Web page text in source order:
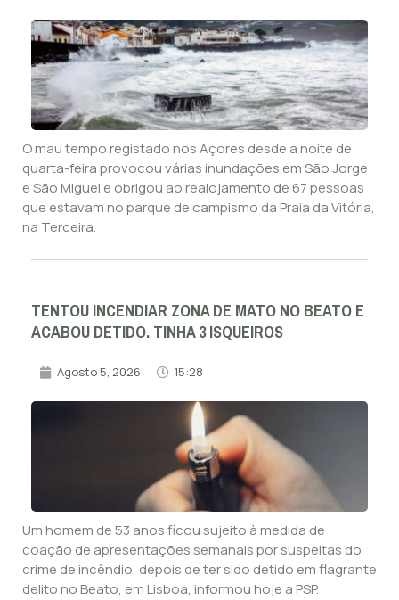
O mau tempo registado nos Açores desde a noite de
quarta-feira provocou várias inundações em São Jorge
e São Miguel e obrigou ao realojamento de 67 pessoas
que estavam no parque de campismo da Praia da Vitória,
na Terceira.
TENTOU INCENDIAR ZONA DE MATO NO BEATO E
ACABOU DETIDO. TINHA 3 ISQUEIROS
Agosto 5, 2026 15:28
Um homem de 53 anos ficou sujeito à medida de
coação de apresentações semanais por suspeitas do
crime de incêndio, depois de ter sido detido em flagrante
delito no Beato, em Lisboa, informou hoje a PSP.